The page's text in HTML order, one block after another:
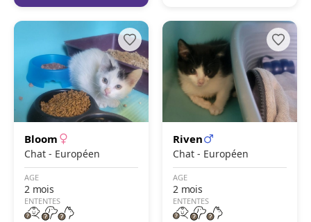
Bloom
Chat - Européen
AGE
2 mois
ENTENTES
Riven
Chat - Européen
AGE
2 mois
ENTENTES